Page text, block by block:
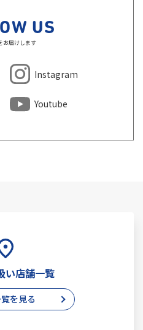
US
お届けします
Instagram
Youtube
い店舗一覧
を見る